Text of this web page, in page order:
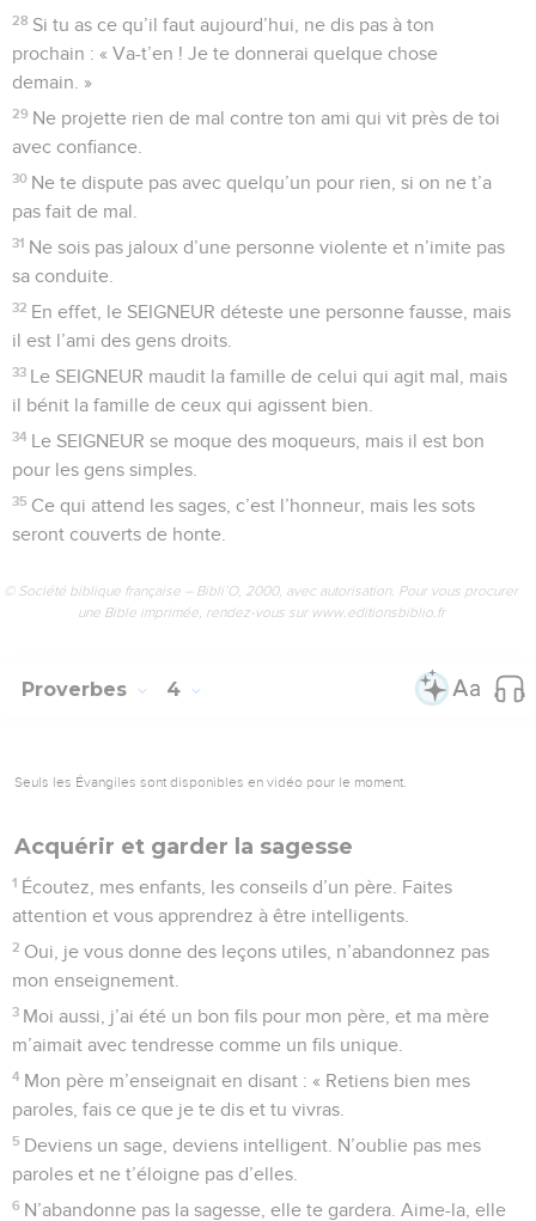
28 Si tu as ce qu’il faut aujourd’hui, ne dis pas à ton
prochain : « Va-t’en ! Je te donnerai quelque chose
demain. »
29 Ne projette rien de mal contre ton ami qui vit près de toi
avec confiance.
30 Ne te dispute pas avec quelqu’un pour rien, si on ne t’a
pas fait de mal.
31 Ne sois pas jaloux d’une personne violente et n’imite pas
sa conduite.
32 En effet, le SEIGNEUR déteste une personne fausse, mais
il est l’ami des gens droits.
33 Le SEIGNEUR maudit la famille de celui qui agit mal, mais
il bénit la famille de ceux qui agissent bien.
34 Le SEIGNEUR se moque des moqueurs, mais il est bon
pour les gens simples.
35 Ce qui attend les sages, c’est l’honneur, mais les sots
seront couverts de honte.
© Société biblique française – Bibli’O, 2000, avec autorisation. Pour vous procurer
une Bible imprimée, rendez-vous sur www.editionsbiblio.fr
Proverbes 4
Seuls les Évangiles sont disponibles en vidéo pour le moment.
Acquérir et garder la sagesse
1 Écoutez, mes enfants, les conseils d’un père. Faites
attention et vous apprendrez à être intelligents.
2 Oui, je vous donne des leçons utiles, n’abandonnez pas
mon enseignement.
3 Moi aussi, j’ai été un bon fils pour mon père, et ma mère
m’aimait avec tendresse comme un fils unique.
4 Mon père m’enseignait en disant : « Retiens bien mes
paroles, fais ce que je te dis et tu vivras.
5 Deviens un sage, deviens intelligent. N’oublie pas mes
paroles et ne t’éloigne pas d’elles.
6 N’abandonne pas la sagesse, elle te gardera. Aime-la, elle